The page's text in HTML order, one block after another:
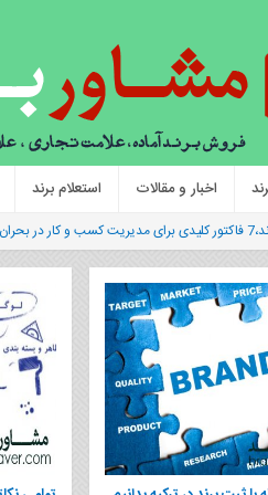
اخبار و مقالات استعلام برند